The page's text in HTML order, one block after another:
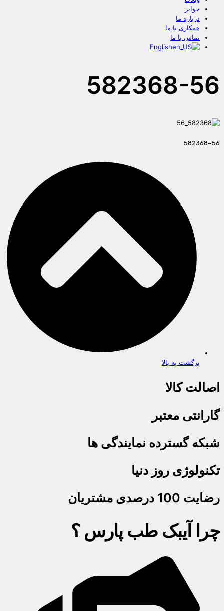
جوایز
درباره ما
همکاری با ما
تماس با ما
English
582368-56
582368-56
برگشت به بالا
اصالت کالا
گارانتی معتبر
شبکه گسترده نمایندگی ها
تکنولوژی روز دنیا
رضایت 100 درصدی مشتریان
چرا آیبک طب پارس ؟